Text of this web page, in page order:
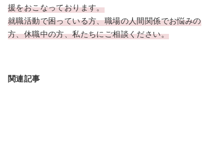
援をおこなっております。
就職活動で困っている方、職場の人間関係でお悩みの
方、休職中の方、私たちにご相談ください。
関連記事